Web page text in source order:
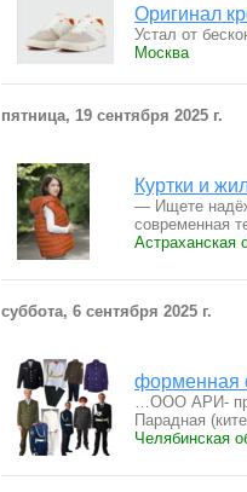
Оригинал
Устал от
Москва
пятница, 19 сентября 2025 г.
Куртки и
— Ищете
современная
Астраханская
суббота, 6 сентября 2025 г.
форменная
…ООО АРИ-
Парадная
Челябинская